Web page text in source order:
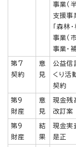
事業（
支援事
「森林
事業（
事業・
第7
契約
意
見
公益信
くり活
契約
第9
財産
意
見
現金残
改訂案
第9
財産
結
果
現金実
是正